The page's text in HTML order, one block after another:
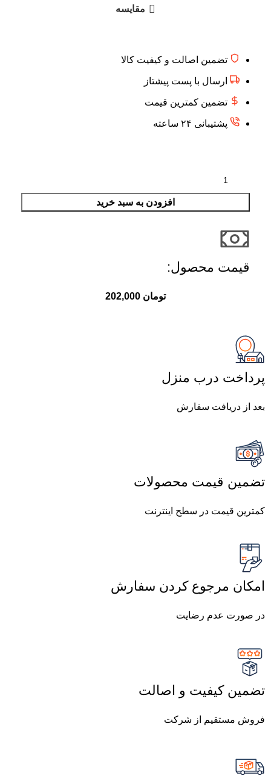
مقایسه
تضمین اصالت و کیفیت کالا
ارسال با پست پیشتاز
تضمین کمترین قیمت
پشتیبانی ۲۴ ساعته
افزودن به سبد خرید
قیمت محصول:​
تومان
پرداخت درب منزل
بعد از دریافت سفارش
تضمین قیمت محصولات
کمترین قیمت در سطح اینترنت
امکان مرجوع کردن سفارش
در صورت عدم رضایت
تضمین کیفیت و اصالت
فروش مستقیم از شرکت